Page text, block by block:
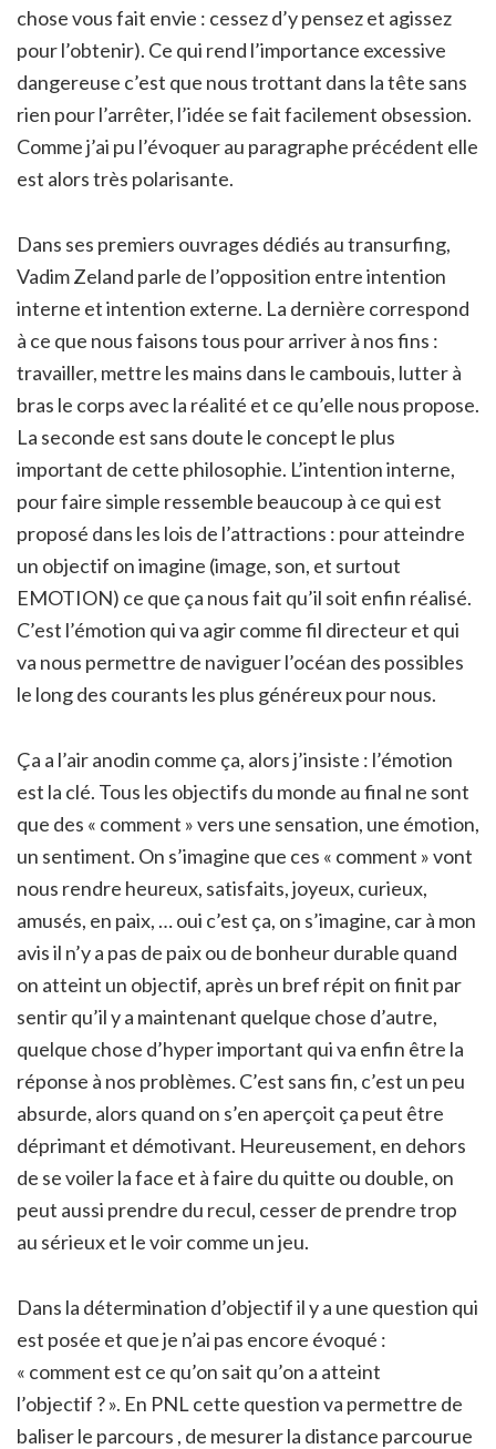
chose vous fait envie : cessez d’y pensez et agissez
pour l’obtenir). Ce qui rend l’importance excessive
dangereuse c’est que nous trottant dans la tête sans
rien pour l’arrêter, l’idée se fait facilement obsession.
Comme j’ai pu l’évoquer au paragraphe précédent elle
est alors très polarisante.
Dans ses premiers ouvrages dédiés au transurfing,
Vadim Zeland parle de l’opposition entre intention
interne et intention externe. La dernière correspond
à ce que nous faisons tous pour arriver à nos fins :
travailler, mettre les mains dans le cambouis, lutter à
bras le corps avec la réalité et ce qu’elle nous propose.
La seconde est sans doute le concept le plus
important de cette philosophie. L’intention interne,
pour faire simple ressemble beaucoup à ce qui est
proposé dans les lois de l’attractions : pour atteindre
un objectif on imagine (image, son, et surtout
EMOTION) ce que ça nous fait qu’il soit enfin réalisé.
C’est l’émotion qui va agir comme fil directeur et qui
va nous permettre de naviguer l’océan des possibles
le long des courants les plus généreux pour nous.
Ça a l’air anodin comme ça, alors j’insiste : l’émotion
est la clé. Tous les objectifs du monde au final ne sont
que des « comment » vers une sensation, une émotion,
un sentiment. On s’imagine que ces « comment » vont
nous rendre heureux, satisfaits, joyeux, curieux,
amusés, en paix, … oui c’est ça, on s’imagine, car à mon
avis il n’y a pas de paix ou de bonheur durable quand
on atteint un objectif, après un bref répit on finit par
sentir qu’il y a maintenant quelque chose d’autre,
quelque chose d’hyper important qui va enfin être la
réponse à nos problèmes. C’est sans fin, c’est un peu
absurde, alors quand on s’en aperçoit ça peut être
déprimant et démotivant. Heureusement, en dehors
de se voiler la face et à faire du quitte ou double, on
peut aussi prendre du recul, cesser de prendre trop
au sérieux et le voir comme un jeu.
Dans la détermination d’objectif il y a une question qui
est posée et que je n’ai pas encore évoqué :
« comment est ce qu’on sait qu’on a atteint
l’objectif ? ». En PNL cette question va permettre de
baliser le parcours , de mesurer la distance parcourue